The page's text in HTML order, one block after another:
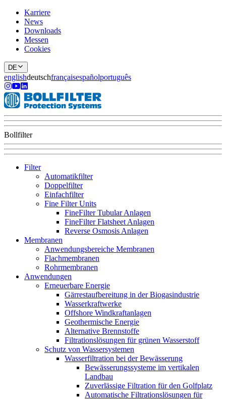
Karriere
News
Downloads
Messen
Cookies
DE
englishdeutschfrançaisespañolportuguês
Bollfilter
Filter
Automatikfilter
Doppelfilter
Einfachfilter
Fine Filter Units
FineFilter Tubular Anlagen
FineFilter Flatsheet Anlagen
Reverse Osmosis Anlagen
Membranen
Anwendungsbereiche Membranen
Flachmembranen
Rohrmembranen
Anwendungen
Erneuerbare Energie
Gärrestaufbereitung in der Biogasindustrie
Wasserkraftwerke
Offshore Windkraftanlagen
Geothermische Energie
Alternative Brennstoffe
Filtrationslösungen für grünen Wasserstoff
Schutz von Wassersystemen
Wasserfiltration bei der Bewässerung
Bewässerungssysteme im vertikalen
Landbau
Zuverlässige Filtration für den Golfplatz
Automatische Filtrationslösungen für